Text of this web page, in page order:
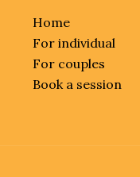
Home
For individual
For couples
Book a session